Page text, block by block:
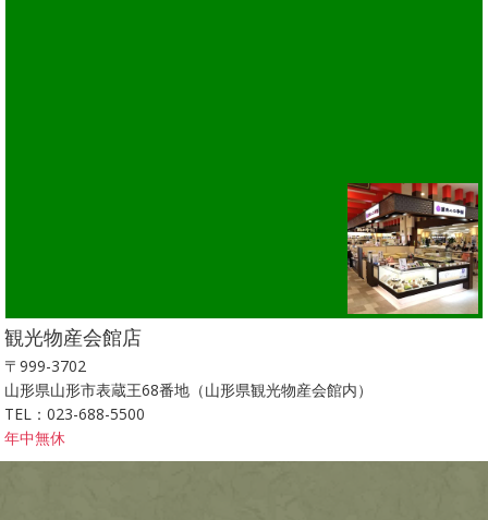
観光物産会館店
〒999-3702
山形県山形市表蔵王68番地（山形県観光物産会館内）
TEL：023-688-5500
年中無休